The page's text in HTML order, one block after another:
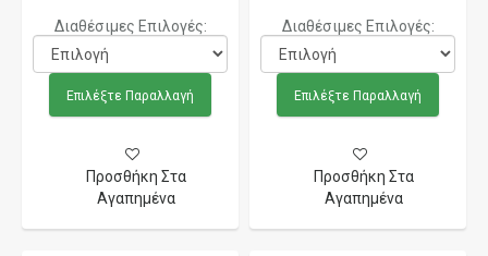
Διαθέσιμες Επιλογές:
Επιλέξτε Παραλλαγή
Προσθήκη Στα
Αγαπημένα
Διαθέσιμες Επιλογές:
Επιλέξτε Παραλλαγή
Προσθήκη Στα
Αγαπημένα